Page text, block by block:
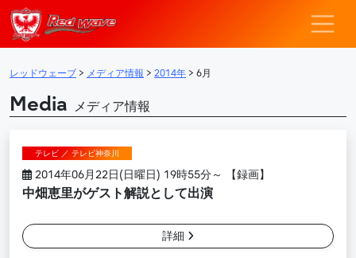
メインナビゲーション
レッドウェー
レッドウェーブ > メディア情報 > 2014年 > 6月
Media メディア情報
テレビ ／ テレビ神奈川
2014年06月22日(日曜日) 19時55分～ 【録画】
中畑恵里がゲスト解説として出演
詳細